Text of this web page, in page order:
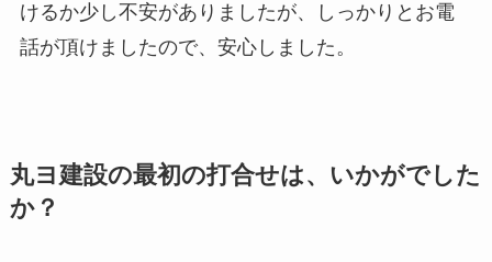
けるか少し不安がありましたが、しっかりとお電
話が頂けましたので、安心しました。
丸ヨ建設の最初の打合せは、いかがでした
か？